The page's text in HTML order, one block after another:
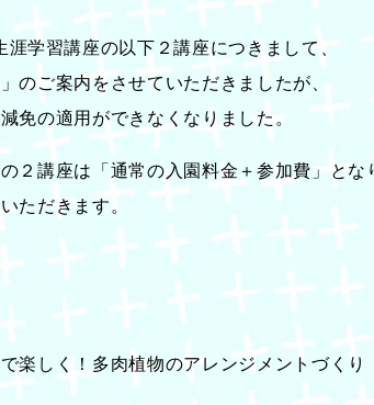
涯学習講座の以下２講座につきまして、
のご案内をさせていただきましたが、
免の適用ができなくなりました。
２講座は「通常の入園料金＋参加費」とな
ただきます。
楽しく！多肉植物のアレンジメントづくり